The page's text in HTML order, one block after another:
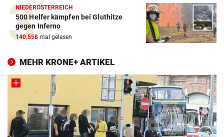
NIEDERÖSTERREICH
500 Helfer kämpfen bei Gluthitze
gegen Inferno
140.558 mal gelesen
MEHR KRONE+ ARTIKEL